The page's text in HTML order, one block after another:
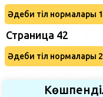
Әдеби тіл нормалары 1
Страница 42
Әдеби тіл нормалары 2